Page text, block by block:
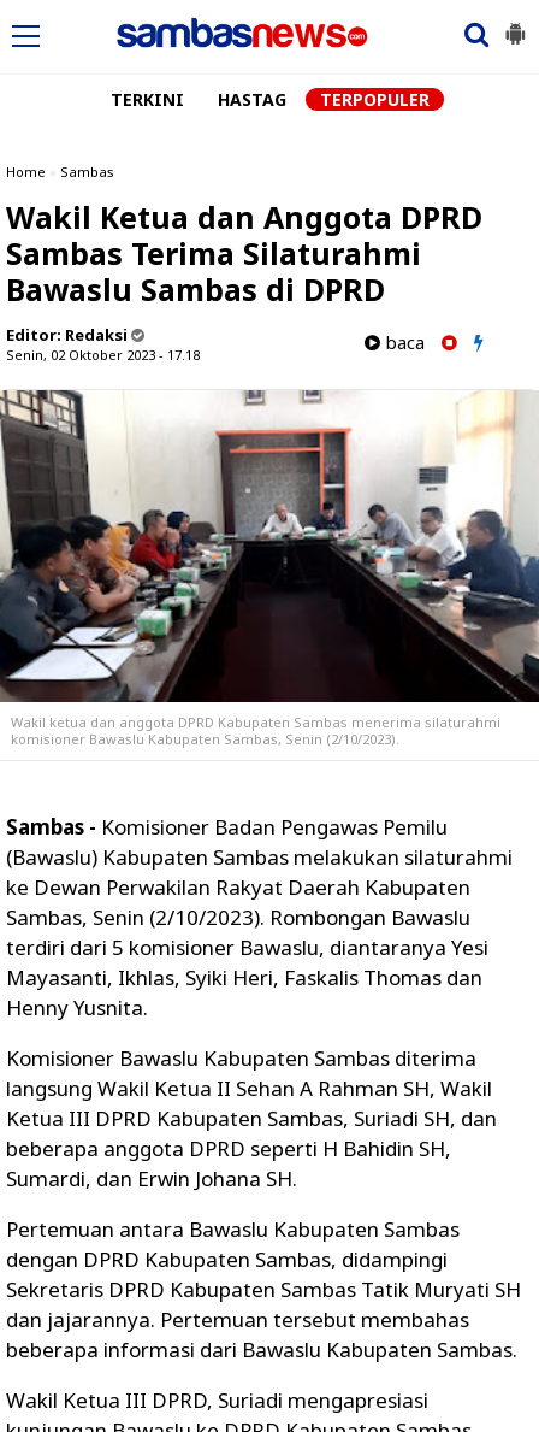
TERKINI HASTAG TERPOPULER
Home » Sambas
Wakil Ketua dan Anggota DPRD
Sambas Terima Silaturahmi
Bawaslu Sambas di DPRD
Editor: Redaksi
Senin, 02 Oktober 2023 - 17.18
baca
Wakil ketua dan anggota DPRD Kabupaten Sambas menerima silaturahmi
komisioner Bawaslu Kabupaten Sambas, Senin (2/10/2023).
Sambas - Komisioner Badan Pengawas Pemilu
(Bawaslu) Kabupaten Sambas melakukan silaturahmi
ke Dewan Perwakilan Rakyat Daerah Kabupaten
Sambas, Senin (2/10/2023). Rombongan Bawaslu
terdiri dari 5 komisioner Bawaslu, diantaranya Yesi
Mayasanti, Ikhlas, Syiki Heri, Faskalis Thomas dan
Henny Yusnita.
Komisioner Bawaslu Kabupaten Sambas diterima
langsung Wakil Ketua II Sehan A Rahman SH, Wakil
Ketua III DPRD Kabupaten Sambas, Suriadi SH, dan
beberapa anggota DPRD seperti H Bahidin SH,
Sumardi, dan Erwin Johana SH.
Pertemuan antara Bawaslu Kabupaten Sambas
dengan DPRD Kabupaten Sambas, didampingi
Sekretaris DPRD Kabupaten Sambas Tatik Muryati SH
dan jajarannya. Pertemuan tersebut membahas
beberapa informasi dari Bawaslu Kabupaten Sambas.
Wakil Ketua III DPRD, Suriadi mengapresiasi